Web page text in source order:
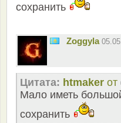
сохранить
Zoggyla
Цитата: htmaker от
Мало иметь
сохранить